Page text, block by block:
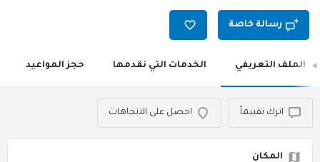
رسالة خاصة
الملف التعريفي الخدمات التي نقدمها حجز المواعيد
اترك تقييماً احصل على الاتجاهات
المكان